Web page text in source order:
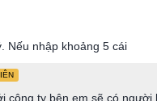
Nếu nhập khoảng 5 cái
công ty bên em sẽ có